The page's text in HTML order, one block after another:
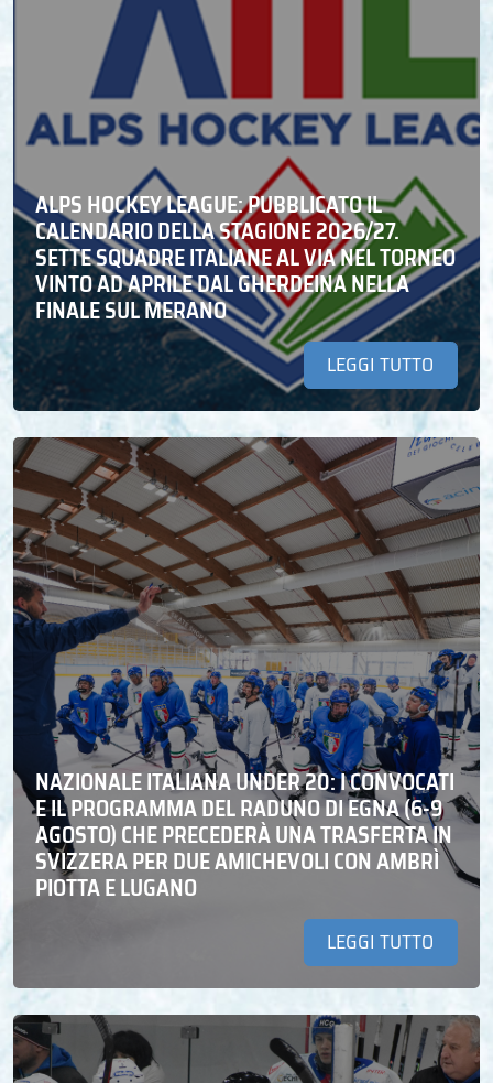
ALPS HOCKEY LEAGUE: PUBBLICATO IL
CALENDARIO DELLA STAGIONE 2026/27.
SETTE SQUADRE ITALIANE AL VIA NEL TORNEO
VINTO AD APRILE DAL GHERDEINA NELLA
FINALE SUL MERANO
LEGGI TUTTO
NAZIONALE ITALIANA UNDER 20: I CONVOCATI
E IL PROGRAMMA DEL RADUNO DI EGNA (6-9
AGOSTO) CHE PRECEDERÀ UNA TRASFERTA IN
SVIZZERA PER DUE AMICHEVOLI CON AMBRÌ
PIOTTA E LUGANO
LEGGI TUTTO